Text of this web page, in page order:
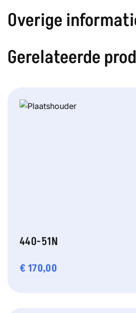
Overige
Gerelateerde
440-51N
€ 170,00